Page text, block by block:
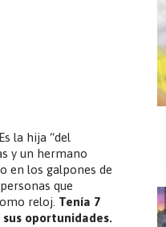
la hija “del
y un hermano
en los galpones de
que
reloj. Tenía 7
oportunidades.